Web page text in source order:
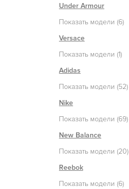
Under Armour
Показать модели (6)
Versace
Показать модели (1)
Adidas
Показать модели (52)
Nike
Показать модели (69)
New Balance
Показать модели (20)
Reebok
Показать модели (6)